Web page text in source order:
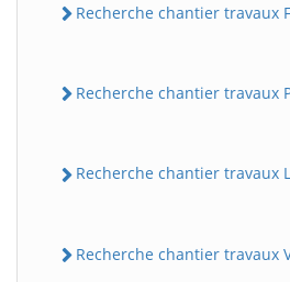
Recherche chantier travaux
Recherche chantier travaux
Recherche chantier travaux
Recherche chantier travaux